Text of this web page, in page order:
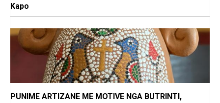
Kapo
PUNIME ARTIZANE ME MOTIVE NGA BUTRINTI,